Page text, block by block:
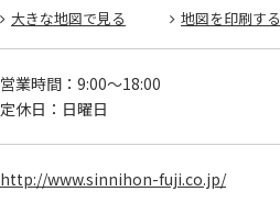
大きな地図で見る 地図を印刷する
営業時間： 9:00～18:00
定休日： 日曜日
http://www.sinnihon-fuji.co.jp/